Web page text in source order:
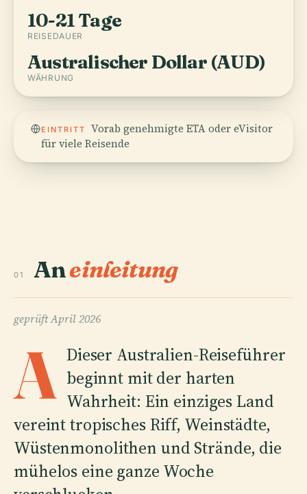
10-21 Tage
REISEDAUER
Australischer Dollar (AUD)
WÄHRUNG
EINTRITT
Vorab genehmigte ETA oder eVisitor
für viele Reisende
01 Aneinleitung
geprüftApril 2026
A Dieser Australien-Reiseführer
beginnt mit der harten
Wahrheit: Ein einziges Land
vereint tropisches Riff, Weinstädte,
Wüstenmonolithen und Strände, die
mühelos eine ganze Woche